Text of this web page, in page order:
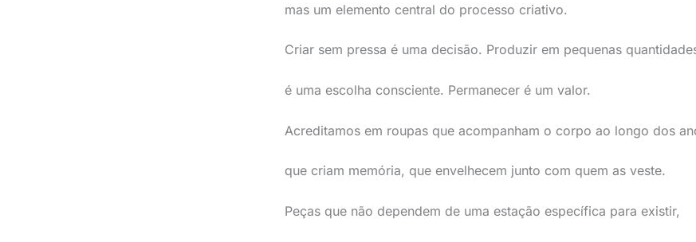
mas um elemento central do processo criativo.
Criar sem pressa é uma decisão. Produzir em pequenas
é uma escolha consciente. Permanecer é um valor.
Acreditamos em roupas que acompanham o corpo ao longo dos
que criam memória, que envelhecem junto com quem as veste.
Peças que não dependem de uma estação específica para existir,